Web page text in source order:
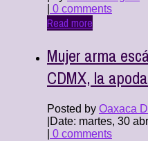
0 comments
Read more
Mujer arma
CDMX, la
Posted by Oaxaca
Date: martes, 30
0 comments